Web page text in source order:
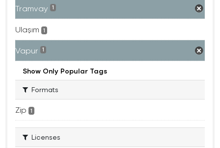
Tramvay 1
Ulaşım 1
Vapur 1
Show Only Popular Tags
Formats
Zip 1
Licenses